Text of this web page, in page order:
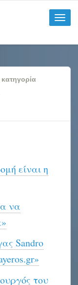
Toggle
είναι η
να
Sandro
του